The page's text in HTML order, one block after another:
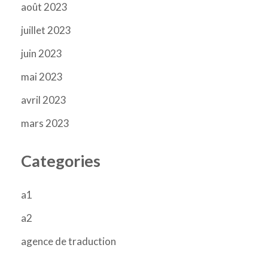
août 2023
juillet 2023
juin 2023
mai 2023
avril 2023
mars 2023
Categories
a1
a2
agence de traduction